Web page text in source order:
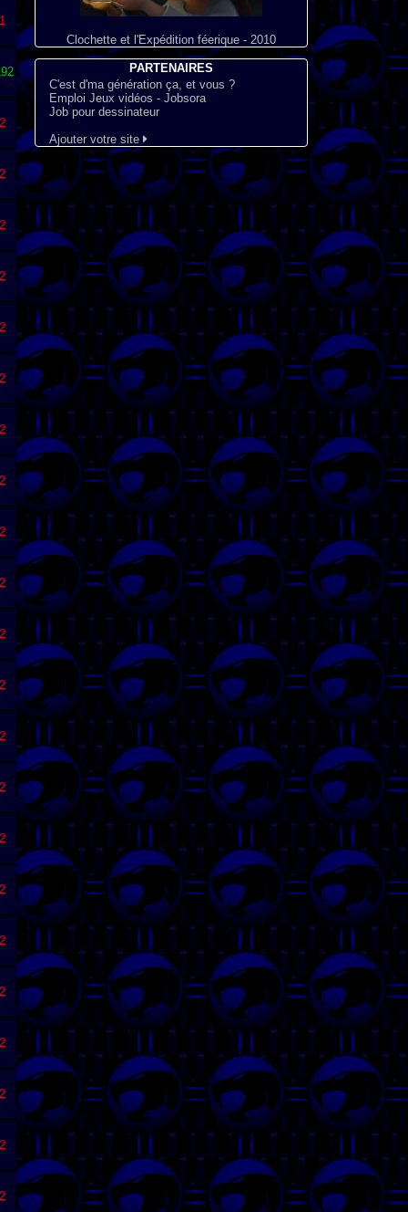
Clochette et l'Expédition féerique - 2010
PARTENAIRES
C'est d'ma génération ça, et vous ?
Emploi Jeux vidéos - Jobsora
Job pour dessinateur
Ajouter votre site